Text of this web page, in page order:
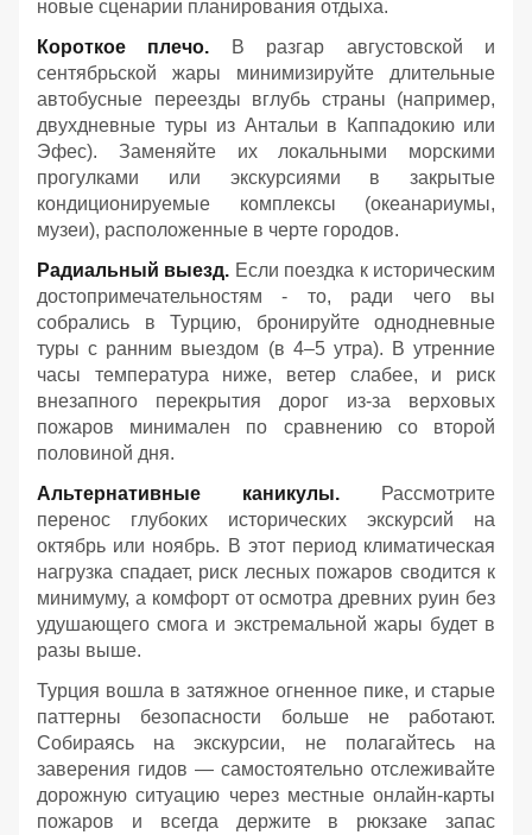
новые сценарии планирования отдыха.
Короткое плечо. В разгар августовской и
сентябрьской жары минимизируйте длительные
автобусные переезды вглубь страны (например,
двухдневные туры из Антальи в Каппадокию или
Эфес). Заменяйте их локальными морскими
прогулками или экскурсиями в закрытые
кондиционируемые комплексы (океанариумы,
музеи), расположенные в черте городов.
Радиальный выезд. Если поездка к историческим
достопримечательностям - то, ради чего вы
собрались в Турцию, бронируйте однодневные
туры с ранним выездом (в 4–5 утра). В утренние
часы температура ниже, ветер слабее, и риск
внезапного перекрытия дорог из-за верховых
пожаров минимален по сравнению со второй
половиной дня.
Альтернативные каникулы. Рассмотрите
перенос глубоких исторических экскурсий на
октябрь или ноябрь. В этот период климатическая
нагрузка спадает, риск лесных пожаров сводится к
минимуму, а комфорт от осмотра древних руин без
удушающего смога и экстремальной жары будет в
разы выше.
Турция вошла в затяжное огненное пике, и старые
паттерны безопасности больше не работают.
Собираясь на экскурсии, не полагайтесь на
заверения гидов — самостоятельно отслеживайте
дорожную ситуацию через местные онлайн-карты
пожаров и всегда держите в рюкзаке запас